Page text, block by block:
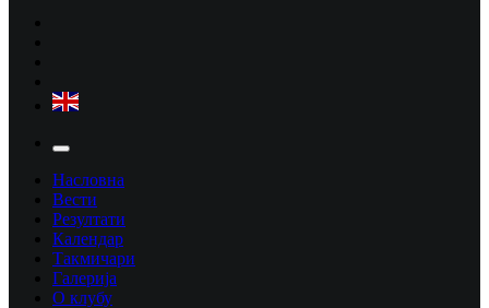
Насловна
Вести
Резултати
Календар
Такмичари
Галерија
О клубу